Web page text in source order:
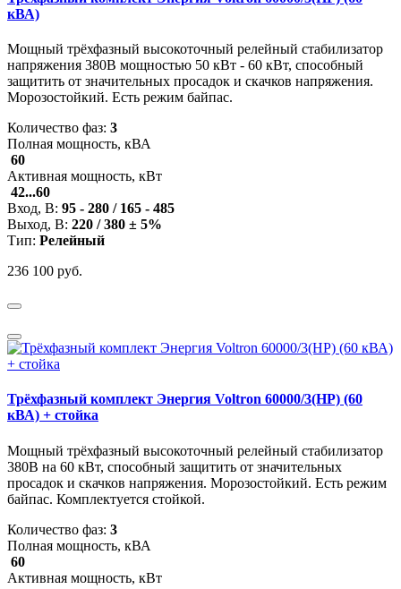
кВА)
Мощный трёхфазный высокоточный релейный стабилизатор
напряжения 380В мощностью 50 кВт - 60 кВт, способный
защитить от значительных просадок и скачков напряжения.
Морозостойкий. Есть режим байпас.
Количество фаз: 3
Полная мощность, кВА
60
Активная мощность, кВт
42...60
Вход, В: 95 - 280 / 165 - 485
Выход, В: 220 / 380 ± 5%
Тип: Релейный
236 100 руб.
Трёхфазный комплект Энергия Voltron 60000/3(HP) (60
кВА) + стойка
Мощный трёхфазный высокоточный релейный стабилизатор
380В на 60 кВт, способный защитить от значительных
просадок и скачков напряжения. Морозостойкий. Есть режим
байпас. Комплектуется стойкой.
Количество фаз: 3
Полная мощность, кВА
60
Активная мощность, кВт